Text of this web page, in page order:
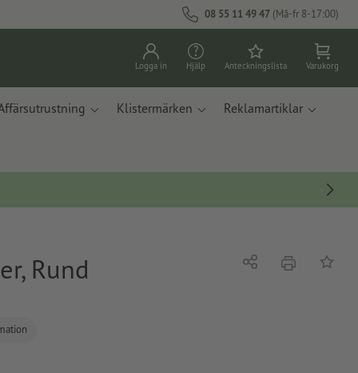
08 55 11 49 47 (Må-fr 8-17:00)
Logga in Hjälp Anteckningslista Varukorg
Klistermärken Reklamartiklar
Rund Dela erbjudande
På